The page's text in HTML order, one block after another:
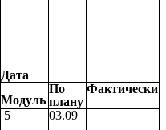
Дата
Модуль
По
плану
Фактически
5 03.09